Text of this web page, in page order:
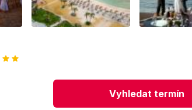
Vyhledat termín